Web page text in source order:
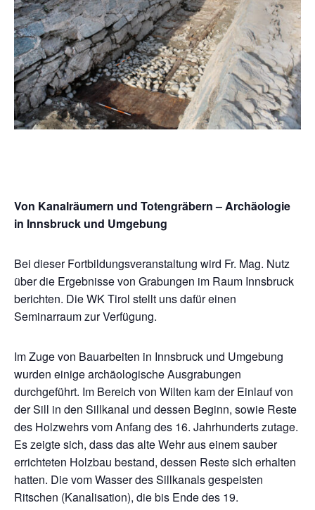
Von Kanalräumern und Totengräbern – Archäologie
in Innsbruck und Umgebung
Bei dieser Fortbildungsveranstaltung wird Fr. Mag. Nutz
über die Ergebnisse von Grabungen im Raum Innsbruck
berichten. Die WK Tirol stellt uns dafür einen
Seminarraum zur Verfügung.
Im Zuge von Bauarbeiten in Innsbruck und Umgebung
wurden einige archäologische Ausgrabungen
durchgeführt. Im Bereich von Wilten kam der Einlauf von
der Sill in den Sillkanal und dessen Beginn, sowie Reste
des Holzwehrs vom Anfang des 16. Jahrhunderts zutage.
Es zeigte sich, dass das alte Wehr aus einem sauber
errichteten Holzbau bestand, dessen Reste sich erhalten
hatten. Die vom Wasser des Sillkanals gespeisten
Ritschen (Kanalisation), die bis Ende des 19.